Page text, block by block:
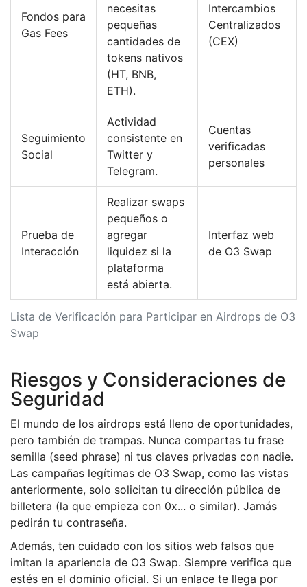
Lista de Verificación para Participar en Airdrops de O3
Swap
Fondos para
Gas Fees
necesitas
pequeñas
cantidades de
tokens nativos
(HT, BNB,
ETH).
Intercambios
Centralizados
(CEX)
Seguimiento
Social
Actividad
consistente en
Twitter y
Telegram.
Cuentas
verificadas
personales
Prueba de
Interacción
Realizar swaps
pequeños o
agregar
liquidez si la
plataforma
está abierta.
Interfaz web
de O3 Swap
Riesgos y Consideraciones de
Seguridad
El mundo de los airdrops está lleno de oportunidades,
pero también de trampas. Nunca compartas tu frase
semilla (seed phrase) ni tus claves privadas con nadie.
Las campañas legítimas de O3 Swap, como las vistas
anteriormente, solo solicitan tu dirección pública de
billetera (la que empieza con 0x... o similar). Jamás
pedirán tu contraseña.
Además, ten cuidado con los sitios web falsos que
imitan la apariencia de O3 Swap. Siempre verifica que
estés en el dominio oficial. Si un enlace te llega por